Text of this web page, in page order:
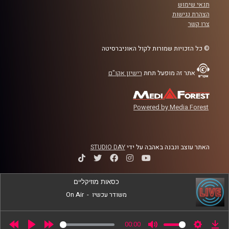
תנאי שימוש
הצהרת נגישות
צרו קשר
© כל הזכויות שמורות לקול האוניברסיטה
אתר זה מופעל תחת רישיון אקו"ם
Powered by Media Forest
האתר עוצב ונבנה באהבה על ידיSTUDIO DAY
00:00
כסאות מוזיקליים
משודר עכשיו -
On Air